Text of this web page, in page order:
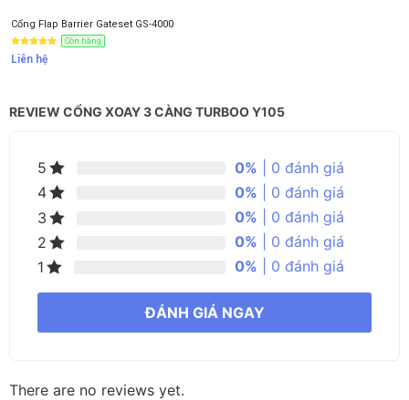
Cổng Flap Barrier Gateset GS-4000
Còn hàng
Liên hệ
REVIEW CỔNG XOAY 3 CÀNG TURBOO Y105
5 0% | 0 đánh giá
4
0% | 0 đánh giá
3
0% | 0 đánh giá
2
0% | 0 đánh giá
1
0% | 0 đánh giá
ĐÁNH GIÁ NGAY
There are no reviews yet.